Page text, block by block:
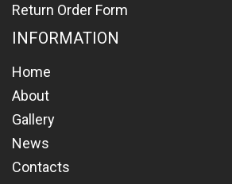
Return Order Form
INFORMATION
Home
About
Gallery
News
Contacts